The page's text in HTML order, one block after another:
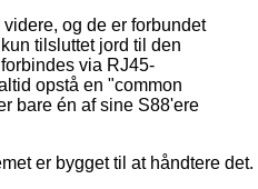
og de er forbundet
tilsluttet jord til den
via RJ45-
opstå en "common
bare én af sine S88'ere
er bygget til at håndtere det.